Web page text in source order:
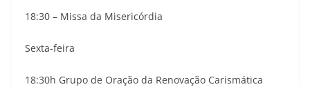
18:30 – Missa da Misericórdia
Sexta-feira
18:30h Grupo de Oração da Renovação Carismática